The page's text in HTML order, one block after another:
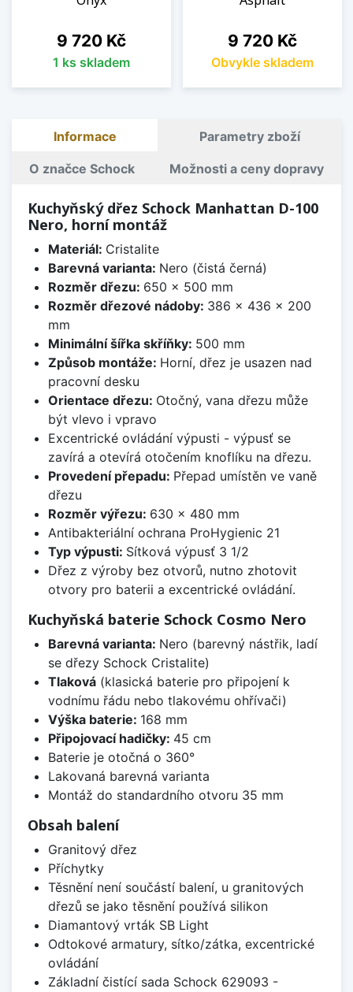
Cena
9 720 Kč
1 ks skladem
Cena
9 720 Kč
Obvykle skladem
Informace Parametry zboží
O značce Schock Možnosti a ceny dopravy
Kuchyňský dřez Schock Manhattan D-100
Nero, horní montáž
Materiál: Cristalite
Barevná varianta: Nero (čistá černá)
Rozměr dřezu: 650 x 500 mm
Rozměr dřezové nádoby: 386 x 436 x 200
mm
Minimální šířka skříňky: 500 mm
Způsob montáže: Horní, dřez je usazen nad
pracovní desku
Orientace dřezu: Otočný, vana dřezu může
být vlevo i vpravo
Excentrické ovládání výpusti - výpusť se
zavírá a otevírá otočením knoflíku na dřezu.
Provedení přepadu: Přepad umístěn ve vaně
dřezu
Rozměr výřezu: 630 x 480 mm
Antibakteriální ochrana ProHygienic 21
Typ výpusti: Sítková výpusť 3 1/2
Dřez z výroby bez otvorů, nutno zhotovit
otvory pro baterii a excentrické ovládání.
Kuchyňská baterie Schock Cosmo Nero
Barevná varianta: Nero (barevný nástřik, ladí
se dřezy Schock Cristalite)
Tlaková(klasická baterie pro připojení k
vodnímu řádu nebo tlakovému ohřívači)
Výška baterie: 168 mm
Připojovací hadičky: 45 cm
Baterie je otočná o 360°
Lakovaná barevná varianta
Montáž do standardního otvoru 35 mm
Obsah balení
Granitový dřez
Příchytky
Těsnění není součástí balení, u granitových
dřezů se jako těsnění používá silikon
Diamantový vrták SB Light
Odtokové armatury, sítko/zátka, excentrické
ovládání
Základní čistící sada Schock 629093 -